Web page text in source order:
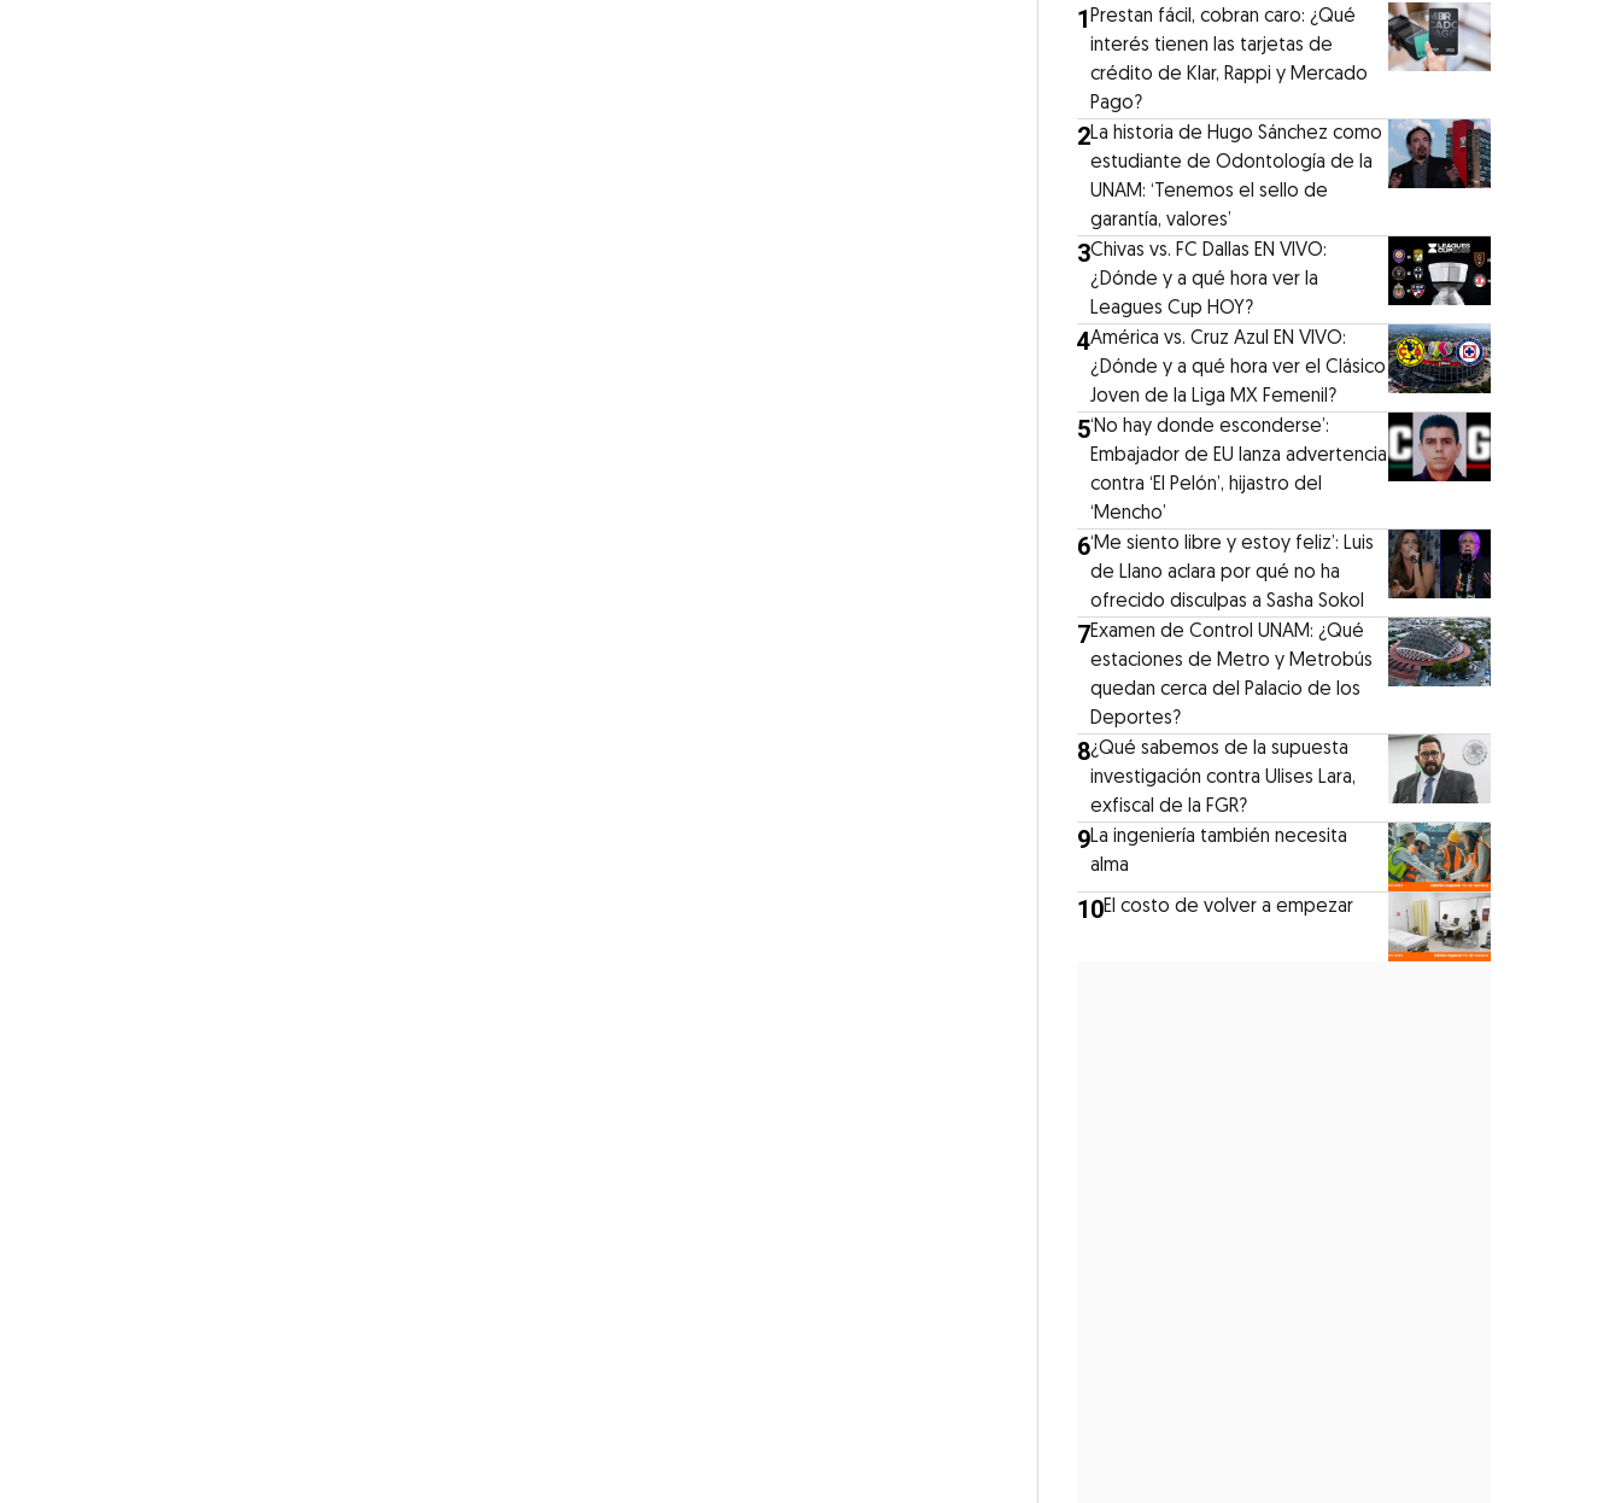
1Prestan fácil, cobran caro: ¿Qué
interés tienen las tarjetas de
crédito de Klar, Rappi y Mercado
Pago?
2La historia de Hugo Sánchez como
estudiante de Odontología de la
UNAM: ‘Tenemos el sello de
garantía, valores’
3Chivas vs. FC Dallas EN VIVO:
¿Dónde y a qué hora ver la
Leagues Cup HOY?
4América vs. Cruz Azul EN VIVO:
¿Dónde y a qué hora ver el Clásico
Joven de la Liga MX Femenil?
5‘No hay donde esconderse’:
Embajador de EU lanza advertencia
contra ‘El Pelón’, hijastro del
‘Mencho’
6‘Me siento libre y estoy feliz’: Luis
de Llano aclara por qué no ha
ofrecido disculpas a Sasha Sokol
7Examen de Control UNAM: ¿Qué
estaciones de Metro y Metrobús
quedan cerca del Palacio de los
Deportes?
8¿Qué sabemos de la supuesta
investigación contra Ulises Lara,
exfiscal de la FGR?
9La ingeniería también necesita
alma
10El costo de volver a empezar